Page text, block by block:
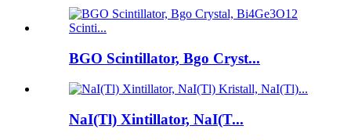
BGO Scintillator, Bgo Cryst...
NaI(Tl) Xintillator, NaI(T...